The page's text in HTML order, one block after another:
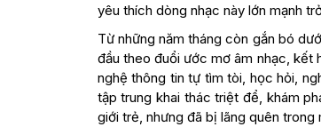
yêu thích dòng nhạc này lớn mạnh
Từ những năm tháng còn gắn bó
đầu theo đuổi ước mơ âm nhạc, kết
nghệ thông tin tự tìm tòi, học hỏi,
tập trung khai thác triệt để, khám
giới trẻ, nhưng đã bị lãng quên trong